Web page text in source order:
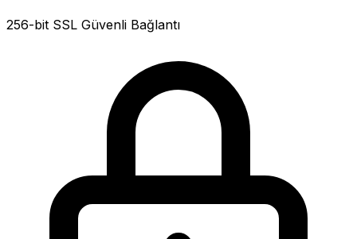
256-bit SSL Güvenli Bağlantı